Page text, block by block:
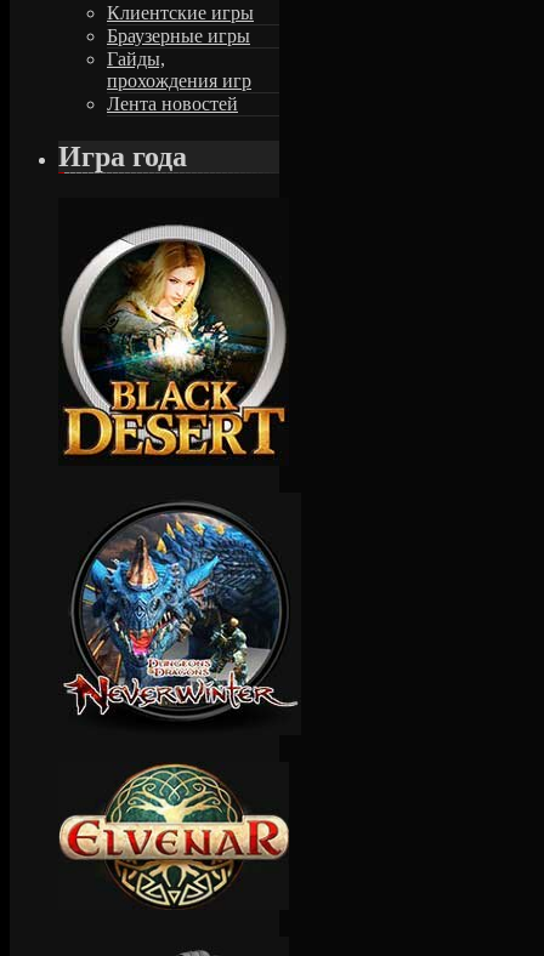
Клиентские игры
Браузерные игры
Гайды,
прохождения игр
Лента новостей
Игра года